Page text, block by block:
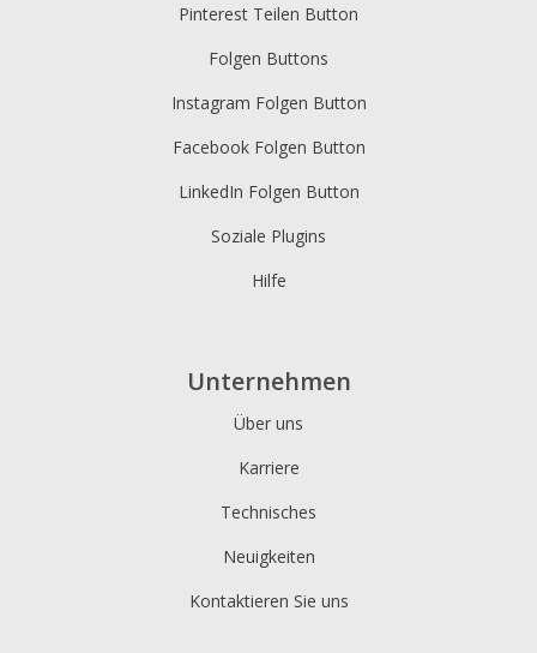
Pinterest Teilen Button
Folgen Buttons
Instagram Folgen Button
Facebook Folgen Button
LinkedIn Folgen Button
Soziale Plugins
Hilfe
Unternehmen
Über uns
Karriere
Technisches
Neuigkeiten
Kontaktieren Sie uns